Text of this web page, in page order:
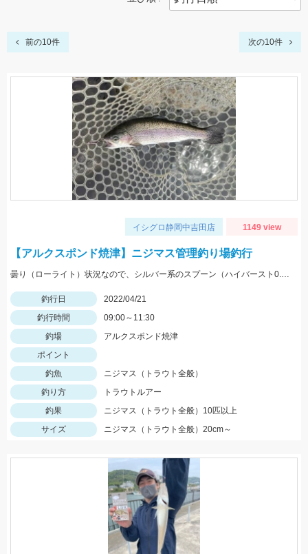
前の10件 次の10件
イシグロ静岡中吉田店 1149 view
【アルクスポンド焼津】ニジマス管理釣り場釣行
曇り（ローライト）状況なので、シルバー系のスプーン（ハイバースト0.8～1.6ｇ）に好反応でした！
釣行日
2022/04/21
釣行時間
09:00～11:30
釣場
アルクスポンド焼津
ポイント
釣魚
ニジマス（トラウト全般）
釣り方
トラウトルアー
釣果
ニジマス（トラウト全般）10匹以上
サイズ
ニジマス（トラウト全般）20cm～